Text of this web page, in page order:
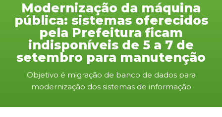
Modernização da máquina
pública: sistemas oferecidos
pela Prefeitura ficam
indisponíveis de 5 a 7 de
setembro para manutenção
Objetivo é migração de banco de dados para
modernização dos sistemas de informação